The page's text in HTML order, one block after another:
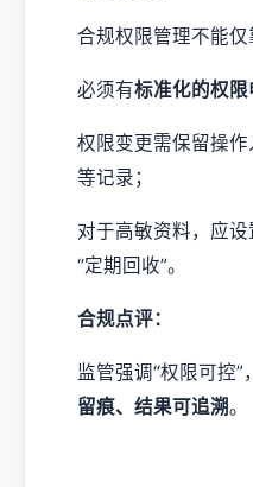
合规权限管理不能仅
必须有标准化的权
权限变更需保留操
等记录；
对于高敏资料，应设
“定期回收”。
合规点评：
监管强调“权限可控
留痕、结果可追溯。